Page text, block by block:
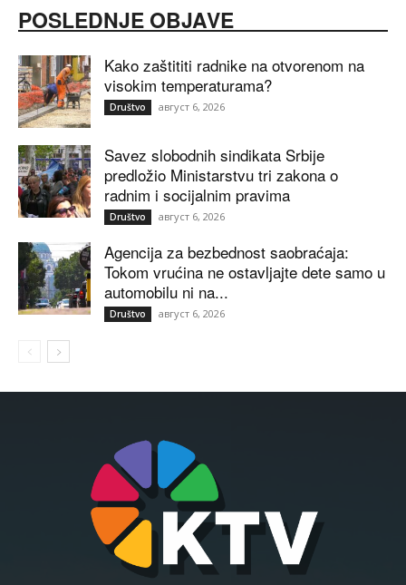
POSLEDNJE OBJAVE
Kako zaštititi radnike na otvorenom na
visokim temperaturama?
Društvo август 6, 2026
Savez slobodnih sindikata Srbije
predložio Ministarstvu tri zakona o
radnim i socijalnim pravima
Društvo август 6, 2026
Agencija za bezbednost saobraćaja:
Tokom vrućina ne ostavljajte dete samo u
automobilu ni na...
Društvo август 6, 2026